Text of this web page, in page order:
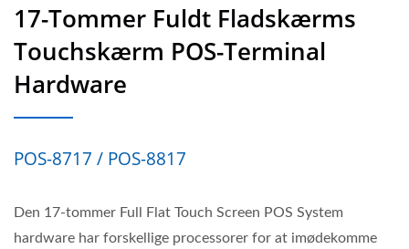
17-Tommer Fuldt Fladskærms
Touchskærm POS-Terminal
Hardware
POS-8717 / POS-8817
Den 17-tommer Full Flat Touch Screen POS System
hardware har forskellige processorer for at imødekomme